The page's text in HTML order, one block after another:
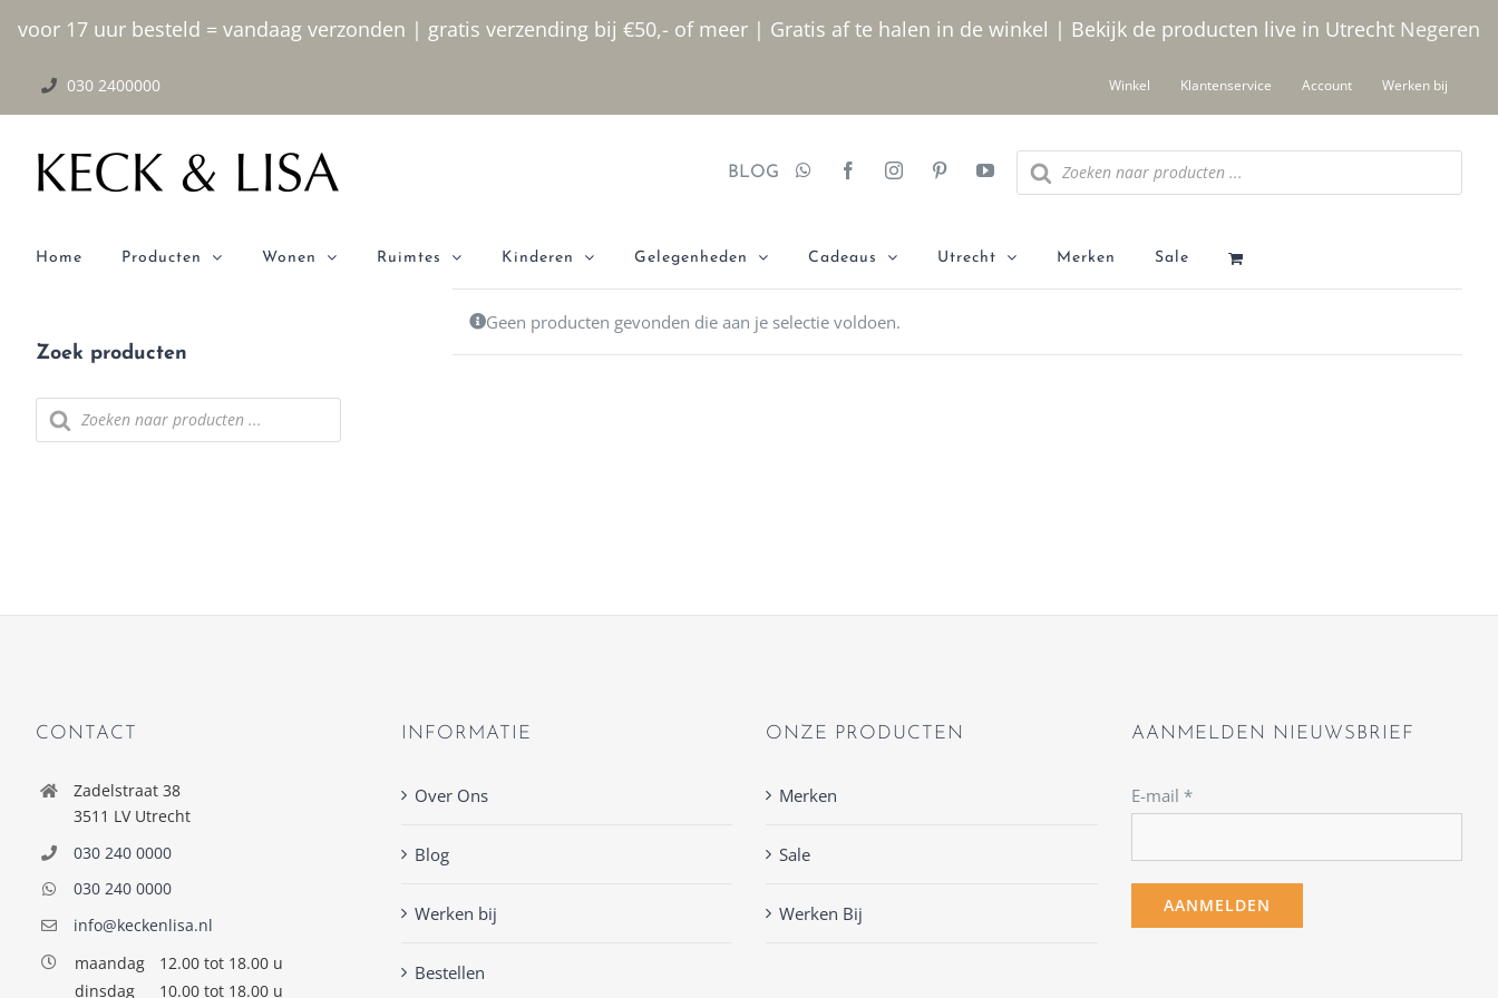
voor 17 uur besteld = vandaag verzonden | gratis verzending bij €50,- of meer | Gratis af te halen in de winkel | Bekijk de producten live in Utrecht Negeren
Ga naar inhoud
030 2400000 Winkel Klantenservice Account Werken bij
BLOG
Producten zoeken
Home Producten Wonen Ruimtes Kinderen Gelegenheden Cadeaus Utrecht Merken Sale
Geen producten gevonden die aan je selectie voldoen.
Zoek producten
Producten zoeken
CONTACT
Zadelstraat 38
3511 LV Utrecht
030 240 0000
030 240 0000
info@keckenlisa.nl
maandag
12.00 tot 18.00 u
dinsdag
10.00 tot 18.00 u
INFORMATIE
Over Ons
Blog
Werken bij
Bestellen
ONZE PRODUCTEN
Merken
Sale
Werken Bij
AANMELDEN NIEUWSBRIEF
E-mail *